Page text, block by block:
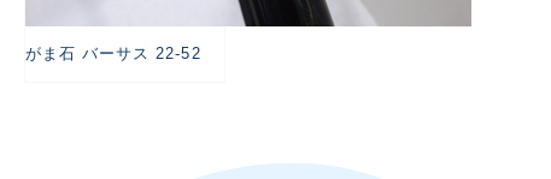
がま石 バーサス 22-52